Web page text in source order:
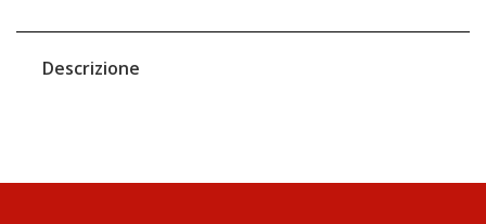
Descrizione